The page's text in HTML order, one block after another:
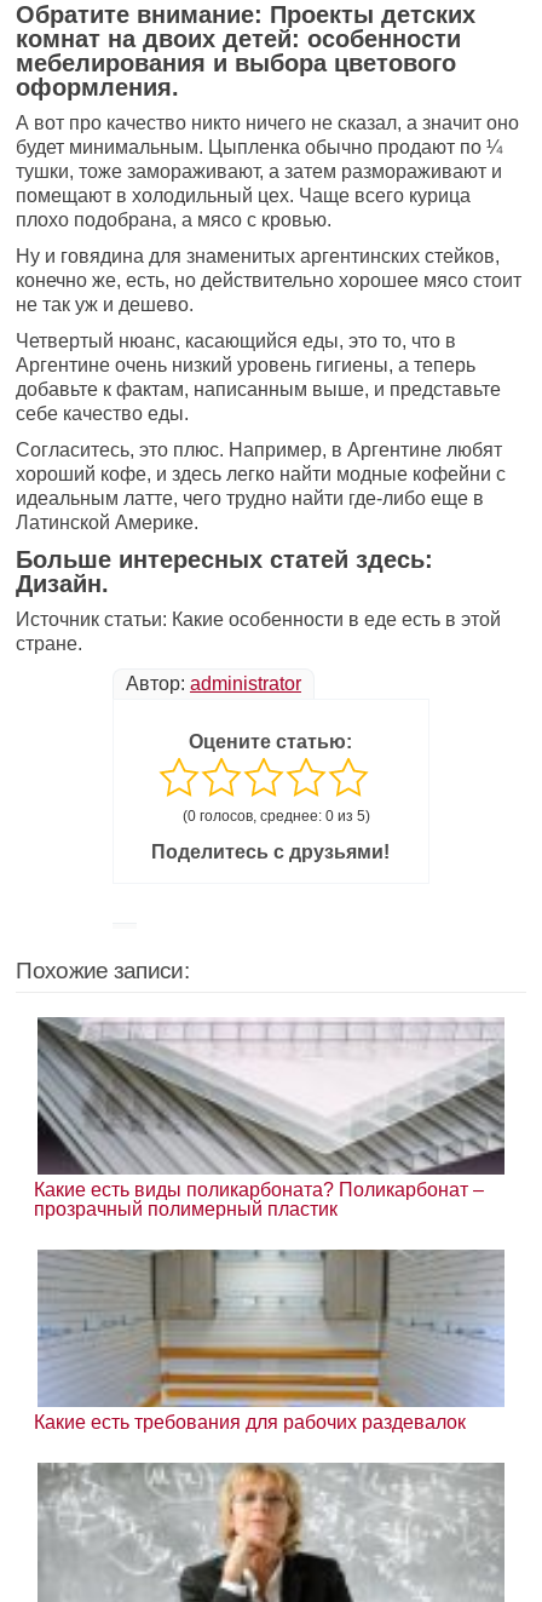
Обратите внимание: Проекты детских
комнат на двоих детей: особенности
мебелирования и выбора цветового
оформления.
А вот про качество никто ничего не сказал, а значит оно
будет минимальным. Цыпленка обычно продают по ¼
тушки, тоже замораживают, а затем размораживают и
помещают в холодильный цех. Чаще всего курица
плохо подобрана, а мясо с кровью.
Ну и говядина для знаменитых аргентинских стейков,
конечно же, есть, но действительно хорошее мясо стоит
не так уж и дешево.
Четвертый нюанс, касающийся еды, это то, что в
Аргентине очень низкий уровень гигиены, а теперь
добавьте к фактам, написанным выше, и представьте
себе качество еды.
Согласитесь, это плюс. Например, в Аргентине любят
хороший кофе, и здесь легко найти модные кофейни с
идеальным латте, чего трудно найти где-либо еще в
Латинской Америке.
Больше интересных статей здесь:
Дизайн.
Источник статьи: Какие особенности в еде есть в этой
стране.
Автор: administrator
Оцените статью:
(0 голосов, среднее: 0 из 5)
Поделитесь с друзьями!
Похожие записи:
Какие есть виды поликарбоната? Поликарбонат –
прозрачный полимерный пластик
Какие есть требования для рабочих раздевалок